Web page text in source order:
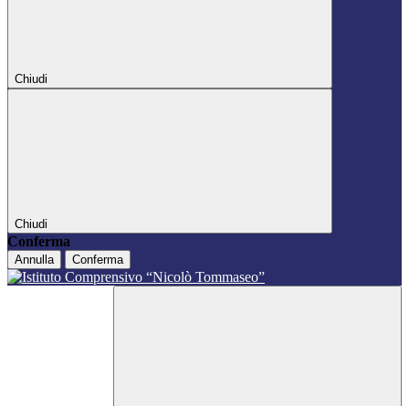
Chiudi
Chiudi
Conferma
Annulla Conferma